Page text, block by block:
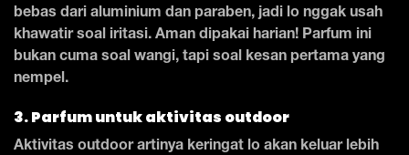
bebas dari aluminium dan paraben, jadi lo nggak usah
khawatir soal iritasi. Aman dipakai harian! Parfum ini
bukan cuma soal wangi, tapi soal kesan pertama yang
nempel.
3. Parfum untuk aktivitas outdoor
Aktivitas outdoor artinya keringat lo akan keluar lebih